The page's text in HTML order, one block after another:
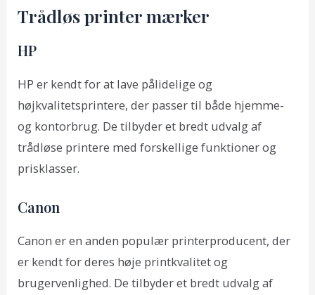
Trådløs printer mærker
HP
HP er kendt for at lave pålidelige og
højkvalitetsprintere, der passer til både hjemme-
og kontorbrug. De tilbyder et bredt udvalg af
trådløse printere med forskellige funktioner og
prisklasser.
Canon
Canon er en anden populær printerproducent, der
er kendt for deres høje printkvalitet og
brugervenlighed. De tilbyder et bredt udvalg af